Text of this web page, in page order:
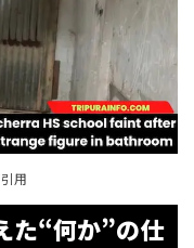
用
た“何か”の仕